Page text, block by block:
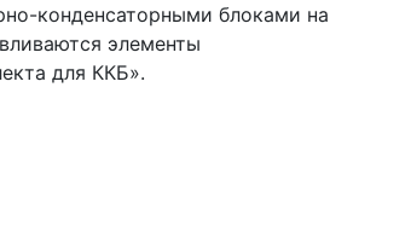
конденсаторными блоками на
элементы
для ККБ».